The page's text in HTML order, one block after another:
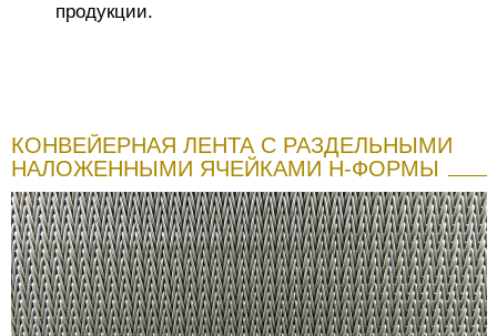
продукции.
КОНВЕЙЕРНАЯ ЛЕНТА С РАЗДЕЛЬНЫМИ
НАЛОЖЕННЫМИ ЯЧЕЙКАМИ Н-ФОРМЫ